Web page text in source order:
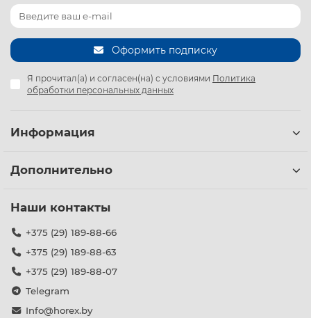
Оформить подписку
Я прочитал(а) и согласен(на) с условиями Политика
обработки персональных данных
Информация
Дополнительно
Наши контакты
+375 (29) 189-88-66
+375 (29) 189-88-63
+375 (29) 189-88-07
Telegram
Info@horex.by